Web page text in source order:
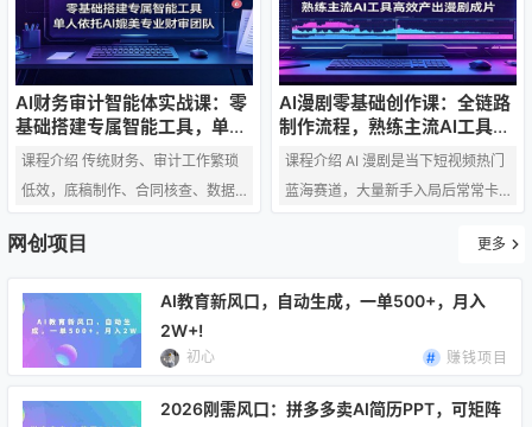
与分镜设计。深度进阶LibTV实操，
涵盖角色资产设定、站位锁定、导
演台运镜及提示词优化，解决角色
跳变、画面割裂等核心痛点。无论
你是想入局短剧的新手，还是寻求
提效的视频从业者，都能掌握从脚
本构思到成片交付的标…
么只卖99，有没有套路？ A：这个
课只教软件，不教设计，软件课只
值99 Q：有基础的能不能报名？
A：这个课只适合刚踏入设计行业，
没有基础不会软件操作技能的人
群。有基础的别来 Q：学完我能达
到什么水平？…
AI财务审计智能体实战课：零
基础搭建专属智能工具，单人
依托AI媲美专业财审团队
课程介绍 传统财务、审计工作繁琐
低效，底稿制作、合同核查、数据
错、效率难提升。本套 AI Agent 实
需编程基础，从零教学智能体搭
建、工具安装、插件配置全流程。
覆盖 Excel 审计底稿、Word 报告、
PPT 制作、内控流程图绘制等办公
AI漫剧零基础创作课：全链路
制作流程，熟练主流AI工具高
效产出漫剧成片
课程介绍 AI 漫剧是当下短视频热门
蓝海赛道，大量新手入局后常常卡
困难、配乐生硬等问题上。本套 AI
序渐进讲解剪辑手法、时间轴把
期技巧，同时教学 AI 人声与背景音
乐生成方法，整理标准化高效工作
网创项目 更多
AI教育新风口，自动生成，一单500+，月入
2W+!
初心 赚钱项目
2026刚需风口：拼多多卖AI简历PPT，可矩阵